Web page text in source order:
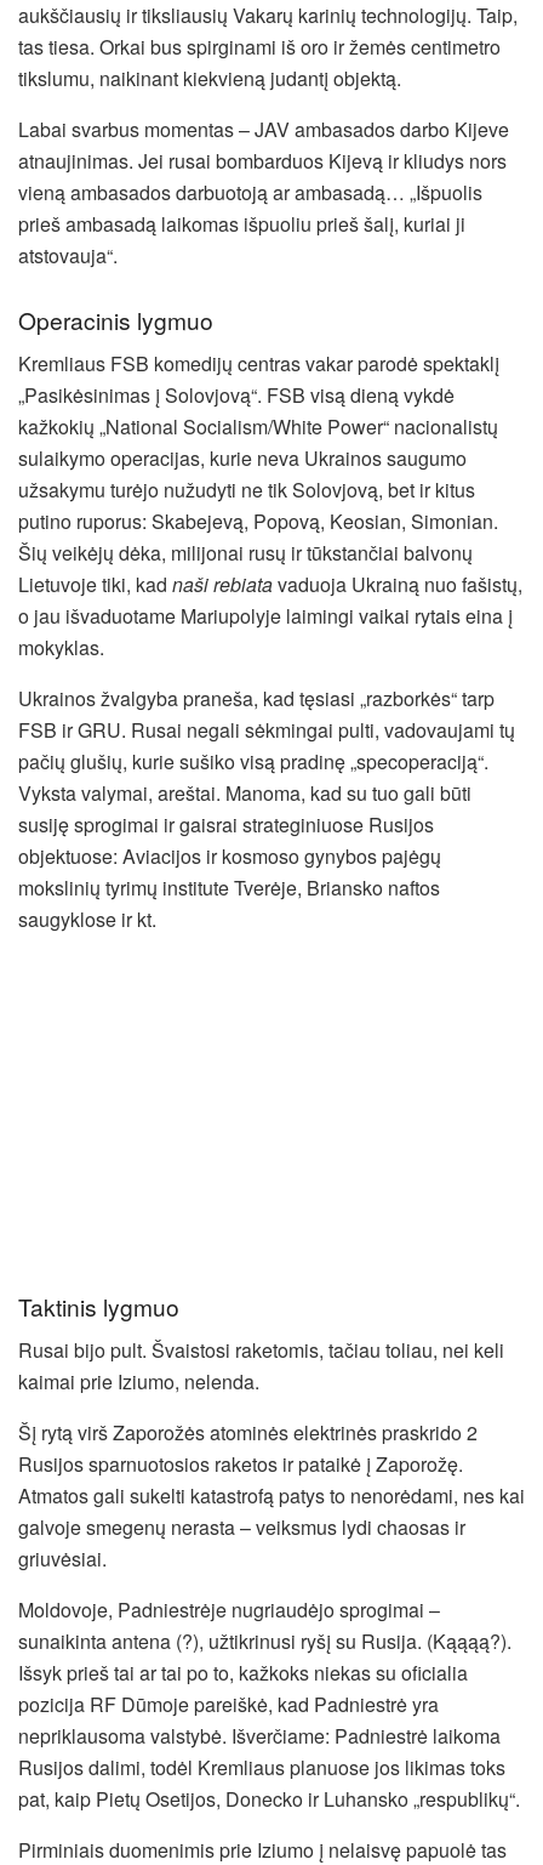
aukščiausių ir tiksliausių Vakarų karinių technologijų. Taip,
tas tiesa. Orkai bus spirginami iš oro ir žemės centimetro
tikslumu, naikinant kiekvieną judantį objektą.
Labai svarbus momentas – JAV ambasados darbo Kijeve
atnaujinimas. Jei rusai bombarduos Kijevą ir kliudys nors
vieną ambasados darbuotoją ar ambasadą… „Išpuolis
prieš ambasadą laikomas išpuoliu prieš šalį, kuriai ji
atstovauja“.
Operacinis lygmuo
Kremliaus FSB komedijų centras vakar parodė spektaklį
„Pasikėsinimas į Solovjovą“. FSB visą dieną vykdė
kažkokių „National Socialism/White Power“ nacionalistų
sulaikymo operacijas, kurie neva Ukrainos saugumo
užsakymu turėjo nužudyti ne tik Solovjovą, bet ir kitus
putino ruporus: Skabejevą, Popovą, Keosian, Simonian.
Šių veikėjų dėka, milijonai rusų ir tūkstančiai balvonų
Lietuvoje tiki, kad naši rebiatavaduoja Ukrainą nuo fašistų,
o jau išvaduotame Mariupolyje laimingi vaikai rytais eina į
mokyklas.
Ukrainos žvalgyba praneša, kad tęsiasi „razborkės“ tarp
FSB ir GRU. Rusai negali sėkmingai pulti, vadovaujami tų
pačių glušių, kurie sušiko visą pradinę „specoperaciją“.
Vyksta valymai, areštai. Manoma, kad su tuo gali būti
susiję sprogimai ir gaisrai strateginiuose Rusijos
objektuose: Aviacijos ir kosmoso gynybos pajėgų
mokslinių tyrimų institute Tverėje, Briansko naftos
saugyklose ir kt.
Taktinis lygmuo
Rusai bijo pult. Švaistosi raketomis, tačiau toliau, nei keli
kaimai prie Iziumo, nelenda.
Šį rytą virš Zaporožės atominės elektrinės praskrido 2
Rusijos sparnuotosios raketos ir pataikė į Zaporožę.
Atmatos gali sukelti katastrofą patys to nenorėdami, nes kai
galvoje smegenų nerasta – veiksmus lydi chaosas ir
griuvėsiai.
Moldovoje, Padniestrėje nugriaudėjo sprogimai –
sunaikinta antena (?), užtikrinusi ryšį su Rusija. (Kąąąą?).
Išsyk prieš tai ar tai po to, kažkoks niekas su oficialia
pozicija RF Dūmoje pareiškė, kad Padniestrė yra
nepriklausoma valstybė. Išverčiame: Padniestrė laikoma
Rusijos dalimi, todėl Kremliaus planuose jos likimas toks
pat, kaip Pietų Osetijos, Donecko ir Luhansko „respublikų“.
Pirminiais duomenimis prie Iziumo į nelaisvę papuolė tas